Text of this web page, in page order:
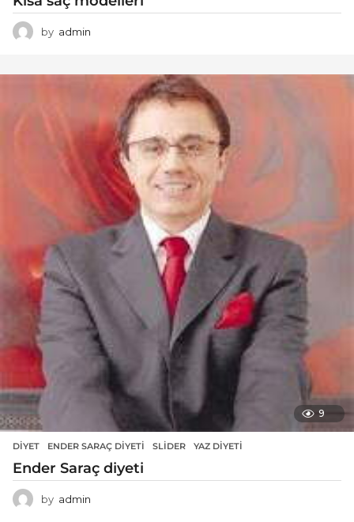
by admin
9
DIYET ENDER SARAÇ DIYETI ,SLIDER ,YAZ DIYETI
Ender Saraç diyeti
by admin